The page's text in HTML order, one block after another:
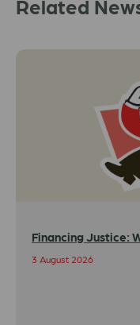
Related
Financing Justice:
3 August 2026